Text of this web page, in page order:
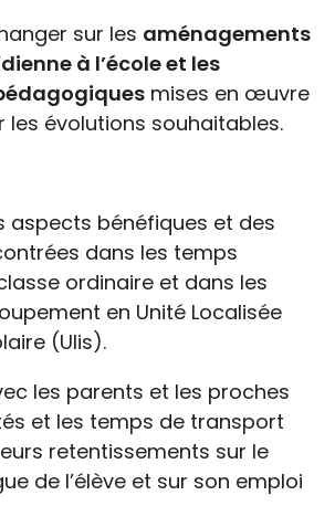
sur les aménagements
à l’école et les
mises en œuvre
les évolutions souhaitables.
aspects bénéfiques et des
dans les temps
ordinaire et dans les
en Unité Localisée
(Ulis).
les parents et les proches
et les temps de transport
retentissements sur le
de l’élève et sur son emploi